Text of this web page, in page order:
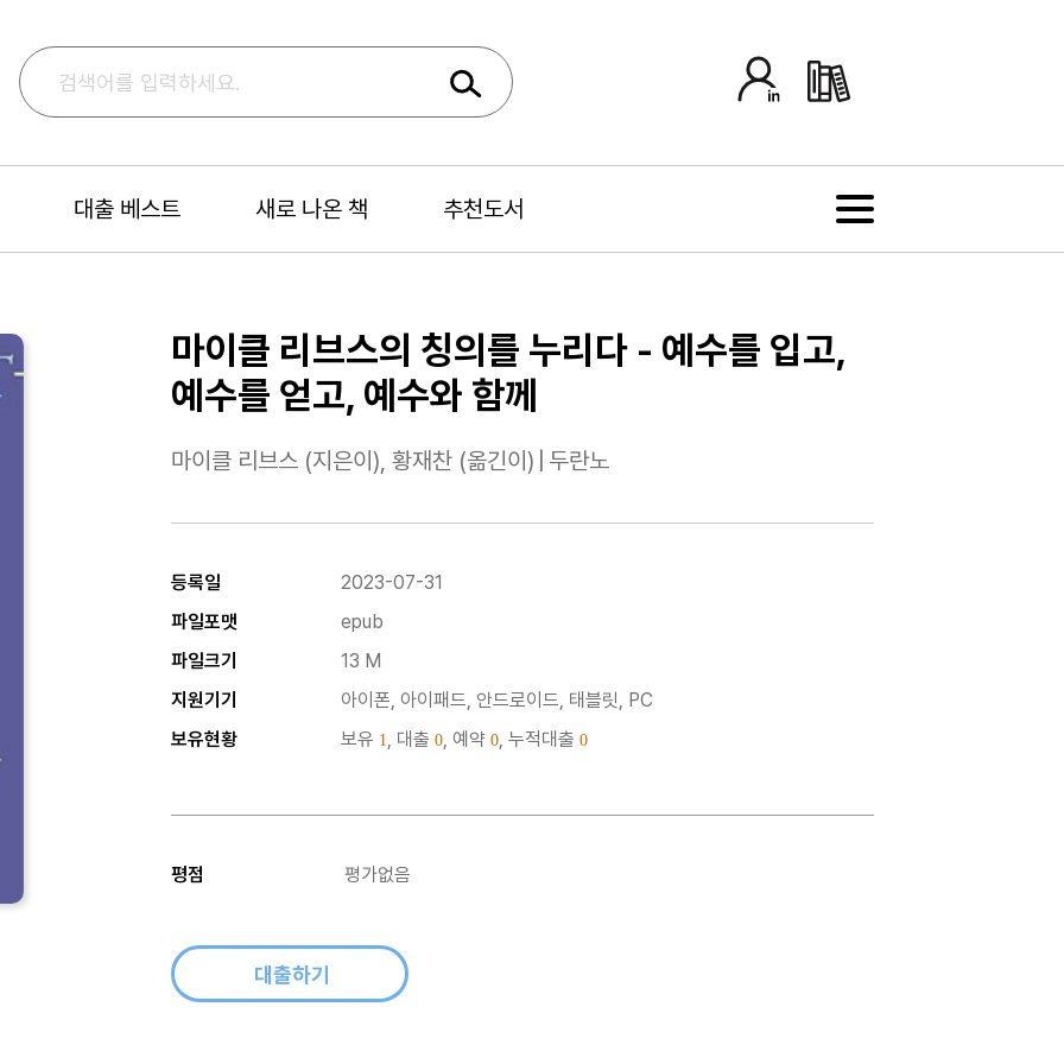
대출 베스트 새로 나온 책 추천도서
마이클 리브스의 칭의를 누리다 - 예수를 입고,
예수를 얻고, 예수와 함께
마이클 리브스 (지은이), 황재찬 (옮긴이) 두란노
등록일
2023-07-31
파일포맷
epub
파일크기
13 M
지원기기
아이폰, 아이패드, 안드로이드, 태블릿, PC
보유현황
보유 1, 대출 0, 예약 0, 누적대출 0
평점 평가없음
대출하기